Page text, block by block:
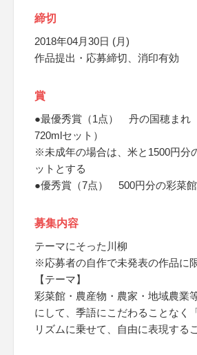
締切
2018年04月30日 (月)
作品提出・応募締切、消印有効
賞
●最優秀賞（1点） 丹の国穂まれ
720mlセット）
※未成年の場合は、米と1500円分
ットとする
●優秀賞（7点） 500円分の彩菜
募集内容
テーマにそった川柳
※応募者の自作で未発表の作品に
【テーマ】
彩菜館・農産物・農家・地域農業
にして、季語にこだわることなく
リズムに乗せて、自由に表現する